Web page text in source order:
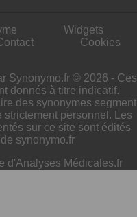
Widgets
Cookies
Synonymo.fr © 2026 - Ces
donnés à titre indicatif.
des synonymes segment
strictement personnel. Les
sur ce site sont édités
synonymo.fr
d'Analyses Médicales.fr